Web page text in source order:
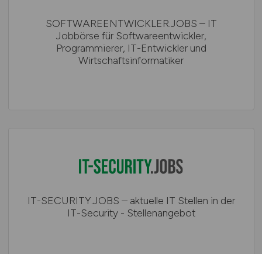
SOFTWAREENTWICKLER.JOBS – IT
Jobbörse für Softwareentwickler,
Programmierer, IT-Entwickler und
Wirtschaftsinformatiker
IT-SECURITY.JOBS – aktuelle IT Stellen in der
IT-Security - Stellenangebot